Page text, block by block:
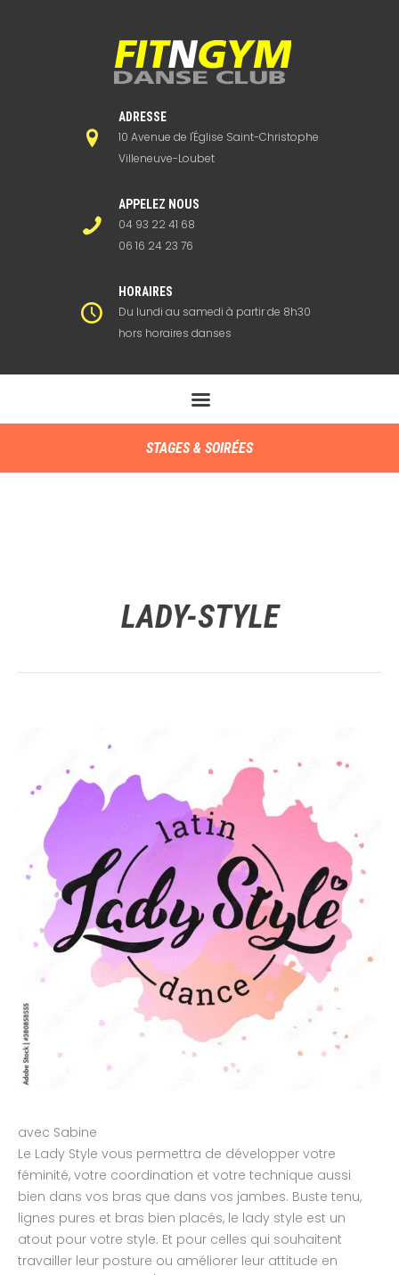
ADRESSE
10 Avenue de l'Église Saint-Christophe
Villeneuve-Loubet
APPELEZ NOUS
04 93 22 41 68
06 16 24 23 76
HORAIRES
Du lundi au samedi à partir de 8h30
hors horaires danses
STAGES & SOIRÉES
LADY-STYLE
avec Sabine
Le Lady Style vous permettra de développer votre
féminité, votre coordination et votre technique aussi
bien dans vos bras que dans vos jambes. Buste tenu,
lignes pures et bras bien placés, le lady style est un
atout pour votre style. Et pour celles qui souhaitent
travailler leur posture ou améliorer leur attitude en